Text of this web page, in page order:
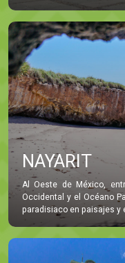
NAYARIT
Al Oeste de México,
Occidental y el Océano
paradisiaco en paisajes y